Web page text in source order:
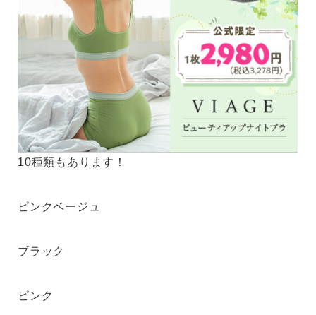
10種類もあります！
ピンクベージュ
ブラック
ピンク